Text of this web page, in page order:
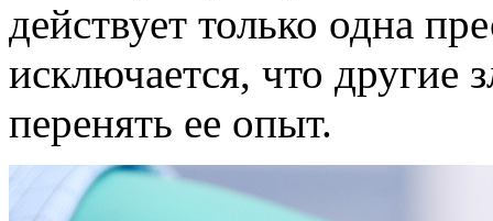
действует только одна
исключается, что
перенять ее опыт.